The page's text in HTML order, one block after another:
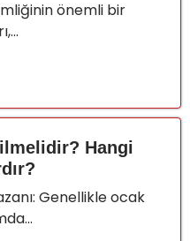
önemli bir
Hangi
Genellikle ocak